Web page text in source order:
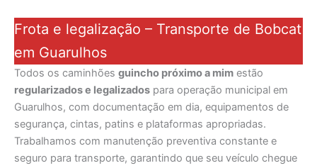
Frota e legalização – Transporte de Bobcat
em Guarulhos
Todos os caminhões guincho próximo a mim estão
regularizados e legalizados para operação municipal em
Guarulhos, com documentação em dia, equipamentos de
segurança, cintas, patins e plataformas apropriadas.
Trabalhamos com manutenção preventiva constante e
seguro para transporte, garantindo que seu veículo chegue